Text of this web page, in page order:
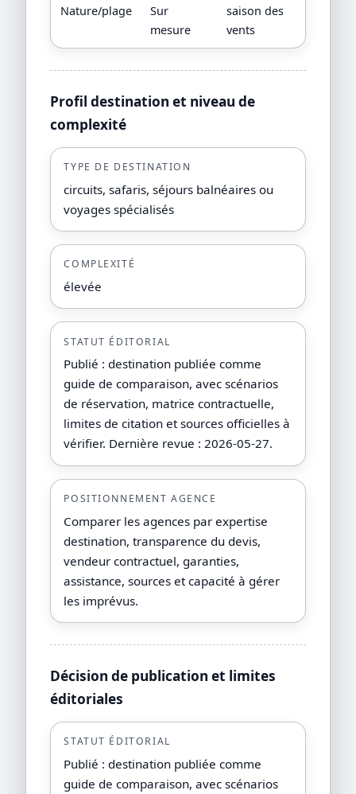
Nature/plage
Sur
mesure
saison des
vents
Profil destination et niveau de
complexité
TYPE DE DESTINATION
circuits, safaris, séjours balnéaires ou
voyages spécialisés
COMPLEXITÉ
élevée
STATUT ÉDITORIAL
Publié : destination publiée comme
guide de comparaison, avec scénarios
de réservation, matrice contractuelle,
limites de citation et sources officielles à
vérifier. Dernière revue : 2026-05-27.
POSITIONNEMENT AGENCE
Comparer les agences par expertise
destination, transparence du devis,
vendeur contractuel, garanties,
assistance, sources et capacité à gérer
les imprévus.
Décision de publication et limites
éditoriales
STATUT ÉDITORIAL
Publié : destination publiée comme
guide de comparaison, avec scénarios